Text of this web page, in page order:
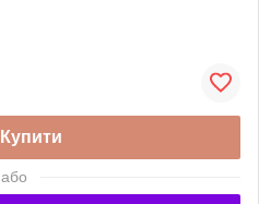
Купити
або